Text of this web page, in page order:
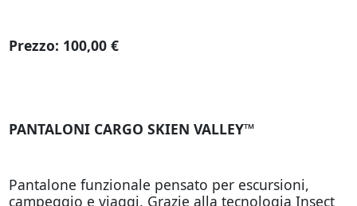
Prezzo: 100,00 €
PANTALONI CARGO SKIEN VALLEY™
Pantalone funzionale pensato per escursioni,
campeggio e viaggi. Grazie alla tecnologia Insect